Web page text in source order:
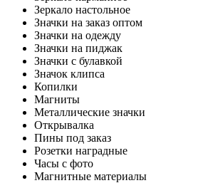
Зеркало настольное
Значки на заказ оптом
Значки на одежду
Значки на пиджак
Значки с булавкой
Значок клипса
Копилки
Магниты
Металлические значки
Открывалка
Пины под заказ
Розетки наградные
Часы с фото
Магнитные материалы